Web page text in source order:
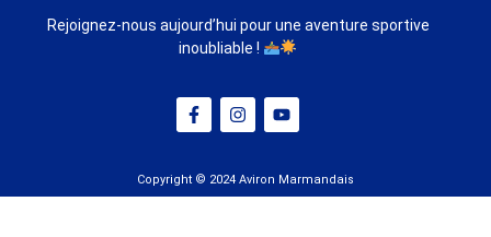
Rejoignez-nous aujourd’hui pour une aventure sportive
inoubliable !
Copyright © 2024 Aviron Marmandais